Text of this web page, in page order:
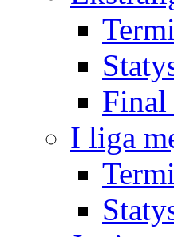
I liga